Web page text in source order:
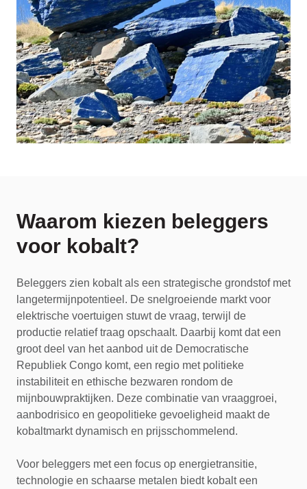
Waarom kiezen beleggers
voor kobalt?
Beleggers zien kobalt als een strategische grondstof met
langetermijnpotentieel. De snelgroeiende markt voor
elektrische voertuigen stuwt de vraag, terwijl de
productie relatief traag opschaalt. Daarbij komt dat een
groot deel van het aanbod uit de Democratische
Republiek Congo komt, een regio met politieke
instabiliteit en ethische bezwaren rondom de
mijnbouwpraktijken. Deze combinatie van vraaggroei,
aanbodrisico en geopolitieke gevoeligheid maakt de
kobaltmarkt dynamisch en prijsschommelend.
Voor beleggers met een focus op energietransitie,
technologie en schaarse metalen biedt kobalt een